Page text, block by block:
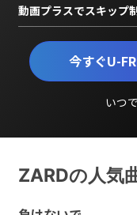
今すぐU-
いつ
動画プラスでスキップ
ZARDの人気